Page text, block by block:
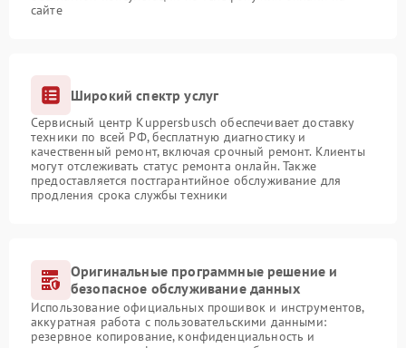
сайте
Широкий спектр услуг
Сервисный центр Kuppersbusch обеспечивает доставку
техники по всей РФ, бесплатную диагностику и
качественный ремонт, включая срочный ремонт. Клиенты
могут отслеживать статус ремонта онлайн. Также
предоставляется постгарантийное обслуживание для
продления срока службы техники
Оригинальные программные решение и
безопасное обслуживание данных
Использование официальных прошивок и инструментов,
аккуратная работа с пользовательскими данными:
резервное копирование, конфиденциальность и